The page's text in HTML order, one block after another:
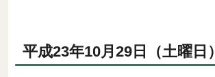
平成23年10月29日（土曜日）